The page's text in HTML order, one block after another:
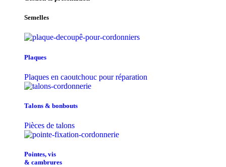
Semelles
Plaques
Plaques en caoutchouc pour réparation
Talons & bonbouts
Pièces de talons
Pointes, vis
& cambrures